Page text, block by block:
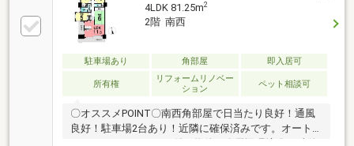
4LDK 81.25m2
2階 南西
駐車場あり 角部屋 即入居可
所有権
リフォームリノベー
ション
ペット相談可
〇オススメPOINT〇南西角部屋で日当たり良好！通風
良好！駐車場2台あり！近隣に確保済みです。オート